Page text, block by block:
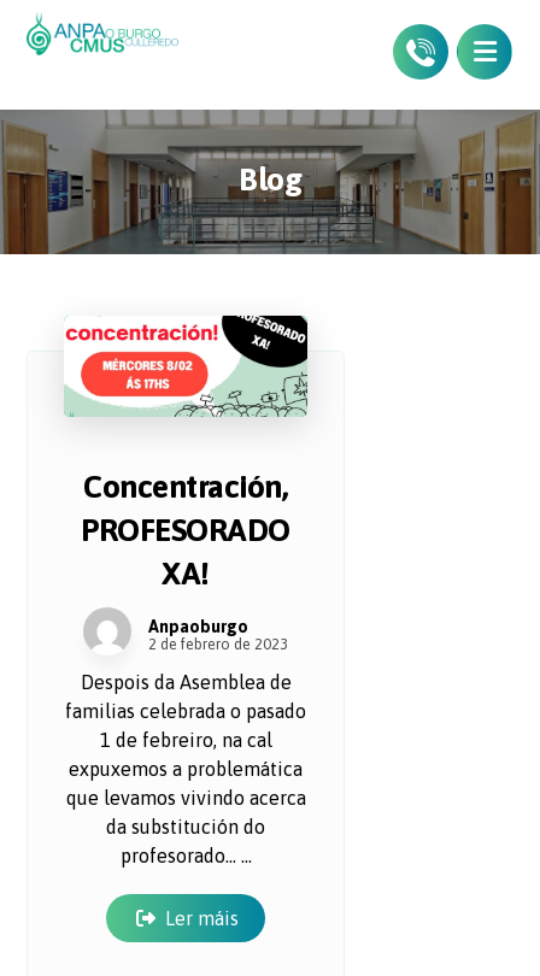
Blog
Concentración,
PROFESORADO
XA!
Anpaoburgo
2 de febrero de 2023
Despois da Asemblea de
familias celebrada o pasado
1 de febreiro, na cal
expuxemos a problemática
que levamos vivindo acerca
da substitución do
profesorado... ...
Ler máis